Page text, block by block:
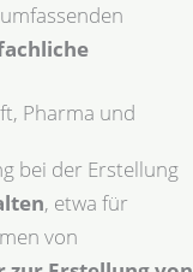
Pharma und
bei der Erstellung
, etwa für
von